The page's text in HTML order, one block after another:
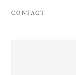
CONTACT